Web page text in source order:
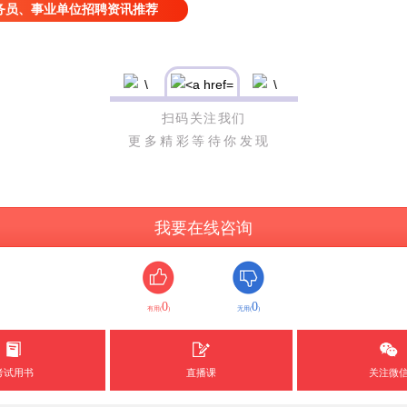
员、事业单位招聘资讯推荐
扫码关注我们
更多精彩等待你发现
我要在线咨询
有用(0) 无用(0)
试用书 直播课 关注微